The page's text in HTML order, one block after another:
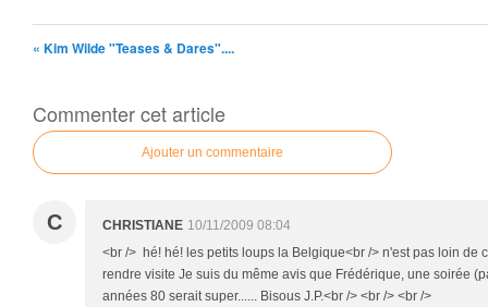
« Kim Wilde "Teases & Dares"....
Commenter cet article
Ajouter un commentaire
C CHRISTIANE 10/11/2009 08:04
<br /> hé! hé! les petits loups la Belgique<br /> n'est pas loin de
rendre visite Je suis du même avis que Frédérique, une soirée
années 80 serait super...... Bisous J.P.<br /> <br /> <br />